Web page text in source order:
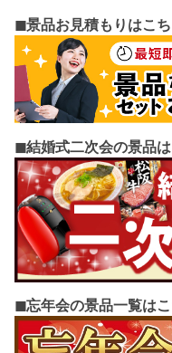
◼︎景品お見積もりはこち
◼︎結婚式二次会の景品
◼︎忘年会の景品一覧は